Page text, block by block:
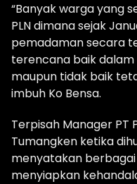
“Banyak warga yang
PLN dimana sejak
pemadaman secara
terencana baik dalam
maupun tidak baik
imbuh Ko Bensa.
Terpisah Manager PT
Tumangken ketika
menyatakan
menyiapkan